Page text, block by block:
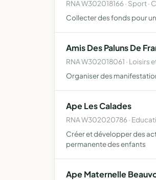
RNA W302018166 · Sport ·
Collecter des fonds pour
Amis Des Paluns De
RNA W302018061 · Loisirs
Organiser des
Ape Les Calades
RNA W302020786 ·
Créer et développer des
permanente des enfants
Ape Maternelle